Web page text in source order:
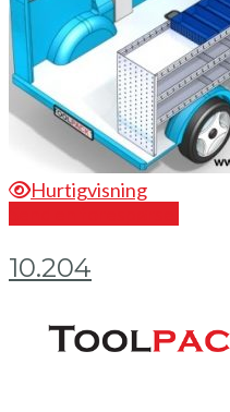
Hurtigvisning
10.204